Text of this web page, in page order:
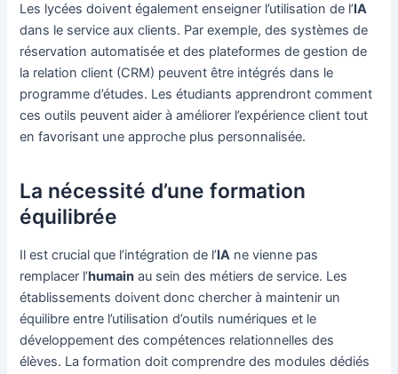
Les lycées doivent également enseigner l’utilisation de l’IA
dans le service aux clients. Par exemple, des systèmes de
réservation automatisée et des plateformes de gestion de
la relation client (CRM) peuvent être intégrés dans le
programme d’études. Les étudiants apprendront comment
ces outils peuvent aider à améliorer l’expérience client tout
en favorisant une approche plus personnalisée.
La nécessité d’une formation
équilibrée
Il est crucial que l’intégration de l’IA ne vienne pas
remplacer l’humain au sein des métiers de service. Les
établissements doivent donc chercher à maintenir un
équilibre entre l’utilisation d’outils numériques et le
développement des compétences relationnelles des
élèves. La formation doit comprendre des modules dédiés